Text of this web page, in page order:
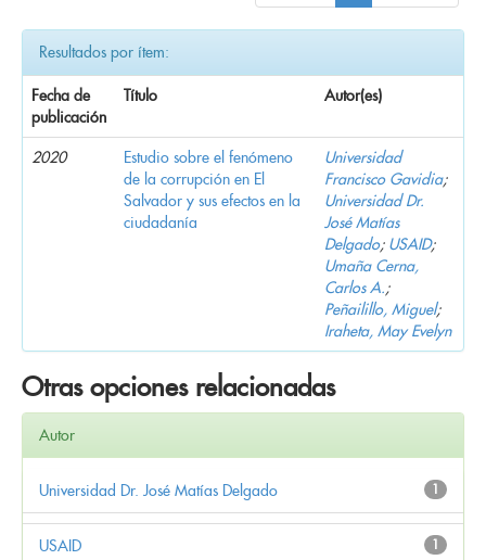
Resultados por ítem:
Fecha de
publicación
Título Autor(es)
2020
Estudio sobre el fenómeno
de la corrupción en El
Salvador y sus efectos en la
ciudadanía
Universidad
Francisco Gavidia;
Universidad Dr.
José Matías
Delgado; USAID;
Umaña Cerna,
Carlos A.;
Peñailillo, Miguel;
Iraheta, May Evelyn
Otras opciones relacionadas
Autor
1
Universidad Dr. José Matías Delgado
1
USAID